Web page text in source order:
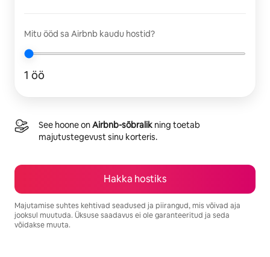
Mitu ööd sa Airbnb kaudu hostid?
1 öö
See hoone onAirbnb-sõbralik ning toetab
majutustegevust sinu korteris.
Hakka hostiks
Majutamise suhtes kehtivad seadused ja piirangud, mis võivad aja
jooksul muutuda. Üksuse saadavus ei ole garanteeritud ja seda
võidakse muuta.